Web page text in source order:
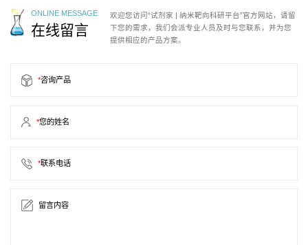
ONLINE MESSAGE
在线留言
欢迎您访问“试剂家 | 纳米靶向科研平台”官方网站，请留
下您的需求，我们会派专业人员及时与您联系，并为您
提供相应的产品方案。
*咨询产品
*您的姓名
*联系电话
留言内容